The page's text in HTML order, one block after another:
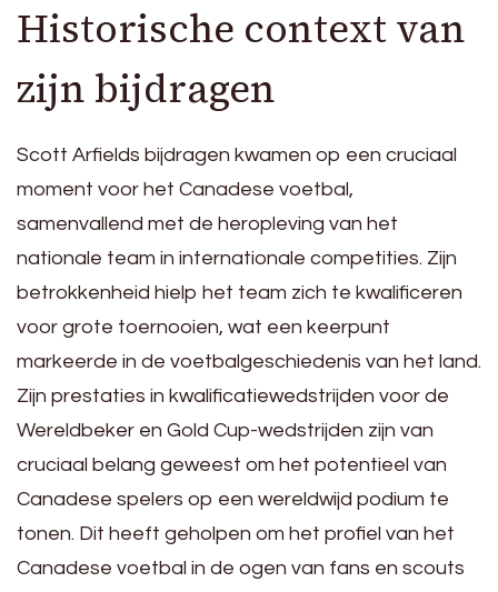
Historische context van
zijn bijdragen
Scott Arfields bijdragen kwamen op een cruciaal
moment voor het Canadese voetbal,
samenvallend met de heropleving van het
nationale team in internationale competities. Zijn
betrokkenheid hielp het team zich te kwalificeren
voor grote toernooien, wat een keerpunt
markeerde in de voetbalgeschiedenis van het land.
Zijn prestaties in kwalificatiewedstrijden voor de
Wereldbeker en Gold Cup-wedstrijden zijn van
cruciaal belang geweest om het potentieel van
Canadese spelers op een wereldwijd podium te
tonen. Dit heeft geholpen om het profiel van het
Canadese voetbal in de ogen van fans en scouts